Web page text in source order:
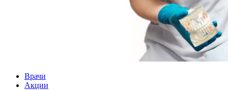
Врачи
Акции